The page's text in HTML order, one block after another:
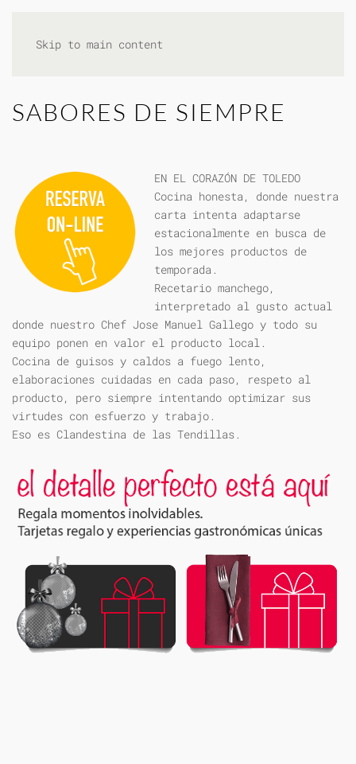
Skip to main content
SABORES DE SIEMPRE
EN EL CORAZÓN DE TOLEDO
Cocina honesta, donde nuestra
carta intenta adaptarse
estacionalmente en busca de
los mejores productos de
temporada.
Recetario manchego,
interpretado al gusto actual
donde nuestro Chef Jose Manuel Gallego y todo su
equipo ponen en valor el producto local.
Cocina de guisos y caldos a fuego lento,
elaboraciones cuidadas en cada paso, respeto al
producto, pero siempre intentando optimizar sus
virtudes con esfuerzo y trabajo.
Eso es Clandestina de las Tendillas.